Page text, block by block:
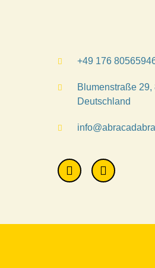
+49 176
Blumenstraße
Deutschland